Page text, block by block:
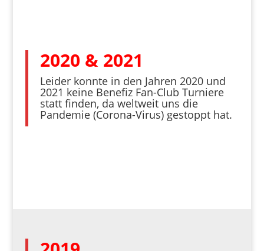
2020 & 2021
Leider konnte in den Jahren 2020 und
2021 keine Benefiz Fan-Club Turniere
statt finden, da weltweit uns die
Pandemie (Corona-Virus) gestoppt hat.